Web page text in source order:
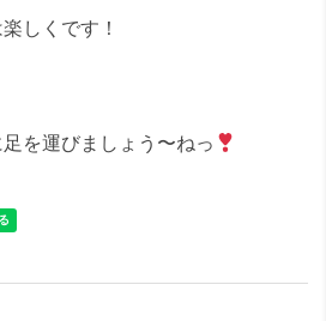
しくです！
を運びましょう〜ねっ